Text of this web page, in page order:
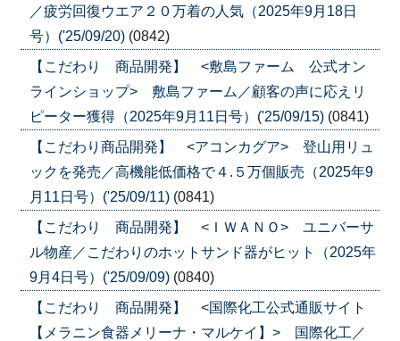
／疲労回復ウエア２０万着の人気（2025年9月18日
号）('25/09/20) (0842)
【こだわり 商品開発】 <敷島ファーム 公式オン
ラインショップ> 敷島ファーム／顧客の声に応えリ
ピーター獲得（2025年9月11日号）('25/09/15) (0841)
【こだわり商品開発】 <アコンカグア> 登山用リュ
ックを発売／高機能低価格で４.５万個販売（2025年9
月11日号）('25/09/11) (0841)
【こだわり 商品開発】 <ＩＷＡＮＯ> ユニバーサ
ル物産／こだわりのホットサンド器がヒット（2025年
9月4日号）('25/09/09) (0840)
【こだわり 商品開発】 <国際化工公式通販サイト
【メラニン食器メリーナ・マルケイ】> 国際化工／